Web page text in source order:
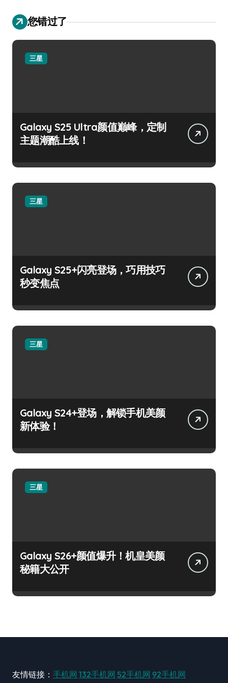
您错过了
三星
Galaxy S25 Ultra颜值巅峰，定制
主题潮酷上线！
三星
Galaxy S25+闪亮登场，巧用技巧
秒变焦点
三星
Galaxy S24+登场，解锁手机美颜
新体验！
三星
Galaxy S26+颜值爆升！机皇美颜
秘籍大公开
友情链接： 手机网 132手机网 52手机网 92手机网